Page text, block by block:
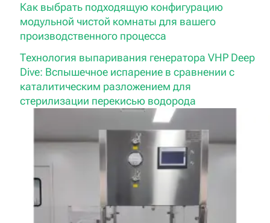
Как выбрать подходящую конфигурацию
модульной чистой комнаты для вашего
производственного процесса
Технология выпаривания генератора VHP Deep
Dive: Вспышечное испарение в сравнении с
каталитическим разложением для
стерилизации перекисью водорода